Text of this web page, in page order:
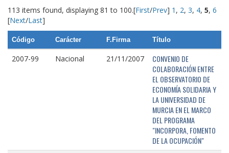
113 items found, displaying 81 to 100.[First/Prev] 1 , 2, 3, 4, 5, 6
[Next/Last]
Código Carácter F.Firma Título
2007-99 Nacional 21/11/2007
CONVENIO DE
COLABORACIÓN ENTRE
EL OBSERVATORIO DE
ECONOMÍA SOLIDARIA Y
LA UNIVERSIDAD DE
MURCIA EN EL MARCO
DEL PROGRAMA
"INCORPORA, FOMENTO
DE LA OCUPACIÓN"